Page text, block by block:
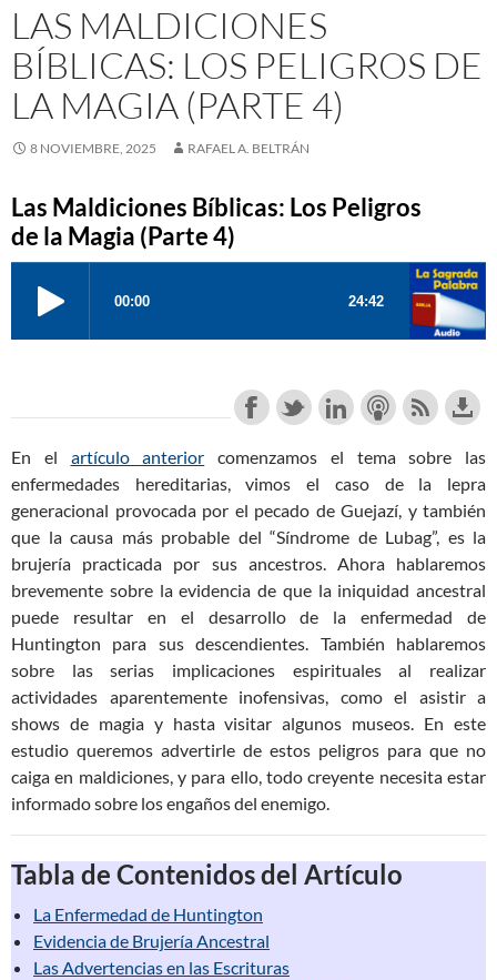
LAS MALDICIONES
BÍBLICAS: LOS PELIGROS DE
LA MAGIA (PARTE 4)
8 NOVIEMBRE, 2025 RAFAEL A. BELTRÁN
Las Maldiciones Bíblicas: Los Peligros
de la Magia (Parte 4)
En el artículo anterior comenzamos el tema sobre las
enfermedades hereditarias, vimos el caso de la lepra
generacional provocada por el pecado de Guejazí, y también
que la causa más probable del “Síndrome de Lubag”, es la
brujería practicada por sus ancestros. Ahora hablaremos
brevemente sobre la evidencia de que la iniquidad ancestral
puede resultar en el desarrollo de la enfermedad de
Huntington para sus descendientes. También hablaremos
sobre las serias implicaciones espirituales al realizar
actividades aparentemente inofensivas, como el asistir a
shows de magia y hasta visitar algunos museos. En este
estudio queremos advertirle de estos peligros para que no
caiga en maldiciones, y para ello, todo creyente necesita estar
informado sobre los engaños del enemigo.
Tabla de Contenidos del Artículo
La Enfermedad de Huntington
Evidencia de Brujería Ancestral
Las Advertencias en las Escrituras